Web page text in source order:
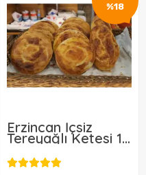
%18
Erzincan İçsiz
Tereyağlı Ketesi 10
Adet